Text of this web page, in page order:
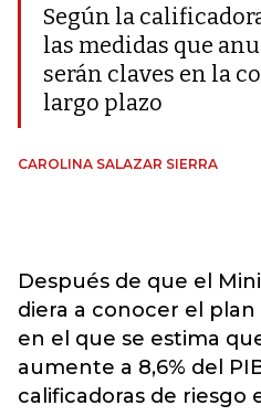
Según la
las medidas que
serán claves en la
largo plazo
CAROLINA SALAZAR SIERRA
Después de que el
diera a conocer el plan
en el que se estima
aumente a 8,6% del
calificadoras de riesgo